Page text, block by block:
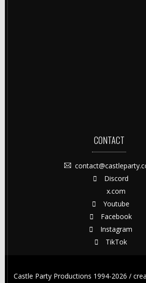
CONTACT
Discord
x.com
Youtube
Facebook
Instagram
TikTok
Castle Party Productions 1994-2026 /